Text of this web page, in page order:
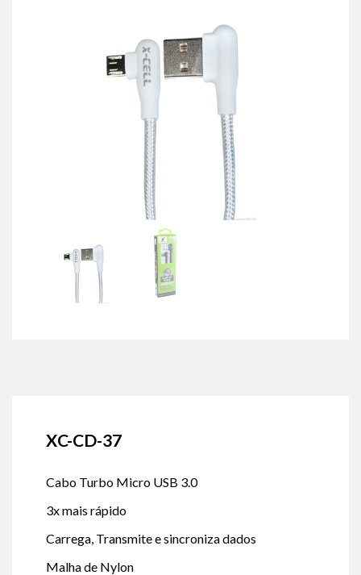
XC-CD-37
Cabo Turbo Micro USB 3.0
3x mais rápido
Carrega, Transmite e sincroniza dados
Malha de Nylon